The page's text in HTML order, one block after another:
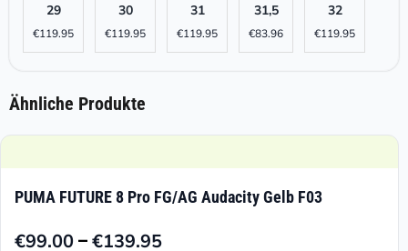
29
€119.95
30
€119.95
31
€119.95
31,5
€83.96
32
€119.95
Ähnliche Produkte
PUMA FUTURE 8 Pro FG/AG Audacity Gelb F03
€99.00–€139.95